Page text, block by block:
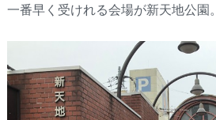
一番早く受けれる会場が新天地公園。